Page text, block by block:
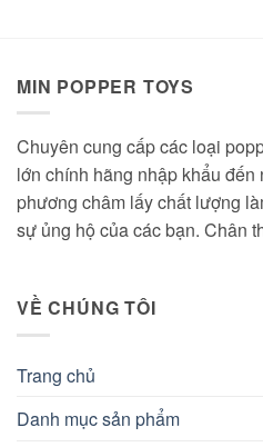
MIN POPPER TOYS
Chuyên cung cấp các loại
lớn chính hãng nhập khẩu
phương châm lấy chất lượng
sự ủng hộ của các bạn. Chân
VỀ CHÚNG TÔI
Trang chủ
Danh mục sản phẩm